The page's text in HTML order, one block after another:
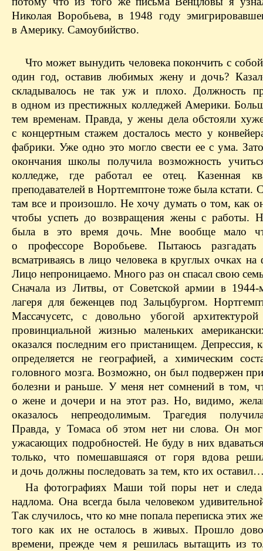
Николая Воробьева, в 1948 году
в Америку. Самоубийство.
Что может вынудить человека покончить с
один год, оставив любимых жену и дочь?
складывалось не так уж и плохо. Должность
в одном из престижных колледжей Америки.
тем временам. Правда, у жены дела обстояли
с концертным стажем досталось место у
фабрики. Уже одно это могло свести ее с ума.
окончания школы получила возможность
колледже, где работал ее отец. Казенная
преподавателей в Нортгемптоне тоже была кстати.
там все и произошло. Не хочу думать о том, как
чтобы успеть до возвращения жены с работы.
была в это время дочь. Мне вообще мало
о профессоре Воробьеве. Пытаюсь
всматриваясь в лицо человека в круглых очках на
Лицо непроницаемо. Много раз он спасал свою
Сначала из Литвы, от Советской армии в
лагеря для беженцев под Зальцбургом.
Массачусетс, с довольно убогой
провинциальной жизнью маленьких
оказался последним его пристанищем. Депрессия,
определяется не географией, а химическим
головного мозга. Возможно, он был подвержен
болезни и раньше. У меня нет сомнений в том,
о жене и дочери и на этот раз. Но, видимо,
оказалось непреодолимым. Трагедия
Правда, у Томаса об этом нет ни слова. Он
ужасающих подробностей. Не буду в них
только, что помешавшаяся от горя вдова
и дочь должны последовать за тем, кто их
На фотографиях Маши той поры нет и
надлома. Она все­гда была человеком
Так случилось, что ко мне попала переписка этих
того как их не осталось в живых. Прошло
времени, прежде чем я решилась вытащить из